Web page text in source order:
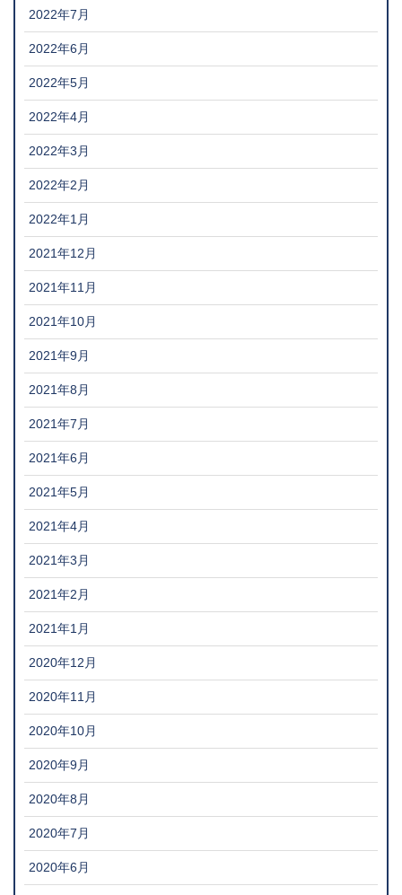
2022年7月
2022年6月
2022年5月
2022年4月
2022年3月
2022年2月
2022年1月
2021年12月
2021年11月
2021年10月
2021年9月
2021年8月
2021年7月
2021年6月
2021年5月
2021年4月
2021年3月
2021年2月
2021年1月
2020年12月
2020年11月
2020年10月
2020年9月
2020年8月
2020年7月
2020年6月